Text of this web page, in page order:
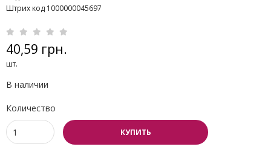
Штрих код 1000000045697
40,59 грн.
шт.
В наличии
Количество
КУПИТЬ